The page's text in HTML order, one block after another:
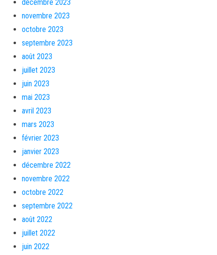
décembre 2023
novembre 2023
octobre 2023
septembre 2023
août 2023
juillet 2023
juin 2023
mai 2023
avril 2023
mars 2023
février 2023
janvier 2023
décembre 2022
novembre 2022
octobre 2022
septembre 2022
août 2022
juillet 2022
juin 2022